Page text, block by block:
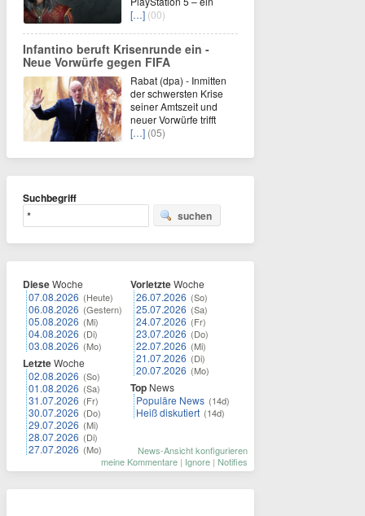
[…] (00)
Infantino beruft Krisenrunde ein -
Neue Vorwürfe gegen FIFA
Rabat (dpa) - Inmitten
der schwersten Krise
seiner Amtszeit und
neuer Vorwürfe trifft
[…] (05)
Suchbegriff
suchen
DieseWoche
07.08.2026 (Heute)
06.08.2026 (Gestern)
05.08.2026 (Mi)
04.08.2026 (Di)
03.08.2026 (Mo)
LetzteWoche
02.08.2026 (So)
01.08.2026 (Sa)
31.07.2026 (Fr)
30.07.2026 (Do)
29.07.2026 (Mi)
28.07.2026 (Di)
27.07.2026 (Mo)
VorletzteWoche
26.07.2026 (So)
25.07.2026 (Sa)
24.07.2026 (Fr)
23.07.2026 (Do)
22.07.2026 (Mi)
21.07.2026 (Di)
20.07.2026 (Mo)
Top News
Populäre News (14d)
Heiß diskutiert (14d)
News-Ansicht konfigurieren
meine Kommentare | Ignore | Notifies